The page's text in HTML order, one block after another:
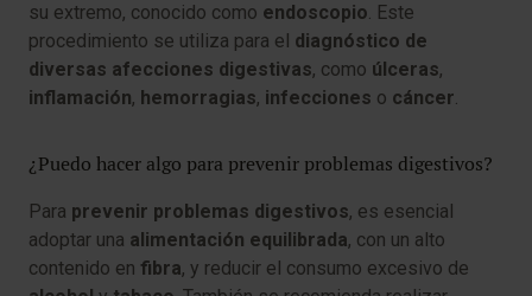
su extremo, conocido como endoscopio. Este
procedimiento se utiliza para el diagnóstico de
diversas afecciones digestivas, como úlceras,
inflamación, hemorragias, infecciones o cáncer.
¿Puedo hacer algo para prevenir problemas digestivos?
Para prevenir problemas digestivos, es esencial
adoptar una alimentación equilibrada, con un alto
contenido en fibra, y reducir el consumo excesivo de